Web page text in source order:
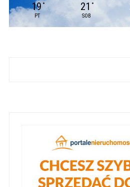
19 °
PT
21 °
SOB